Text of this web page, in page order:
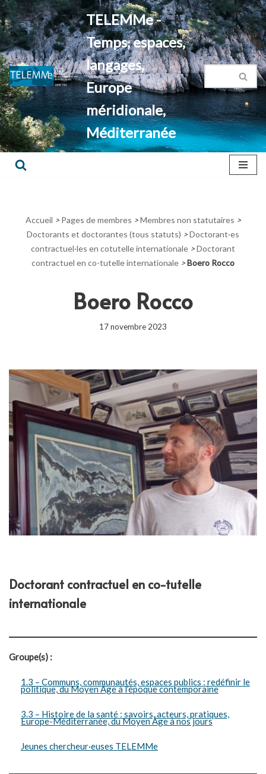
Aller
au
contenu
TELEMMe -
Temps, espaces,
langages,
Europe
méridionale,
Méditerranée
Accueil > Pages de membres > Membres non statutaires >
Doctorants et doctorantes (tous statuts) >Doctorant·es
contractuel·les en cotutelle internationale >Doctorant
contractuel en co-tutelle internationale >Boero Rocco
Boero Rocco
17 novembre 2023
Doctorant contractuel en co-tutelle
internationale
Groupe(s) :
1.3 – Communs, communautés, espaces publics : redéfinir le
politique, du Moyen Âge à l’époque contemporaine
3.3 – Histoire de la santé : savoirs, acteurs, pratiques,
Europe-Méditerranée, du Moyen Âge à nos jours
Jeunes chercheur·euses TELEMMe